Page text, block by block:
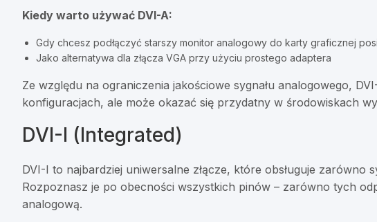
Kiedy warto używać DVI-A:
Gdy chcesz podłączyć starszy monitor analogowy do karty graficznej
Jako alternatywa dla złącza VGA przy użyciu prostego adaptera
Ze względu na ograniczenia jakościowe sygnału analogowego,
konfiguracjach, ale może okazać się przydatny w środowiskach
DVI-I (Integrated)
DVI-I to najbardziej uniwersalne złącze, które obsługuje zarówno
Rozpoznasz je po obecności wszystkich pinów – zarówno tych
analogową.